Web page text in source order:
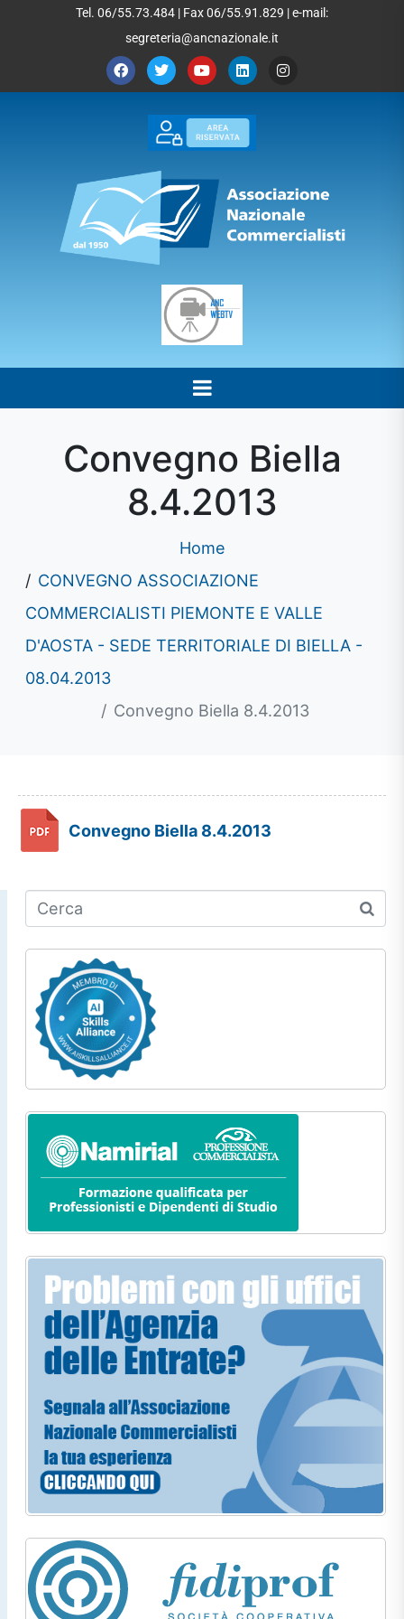
Tel. 06/55.73.484 | Fax 06/55.91.829 | e-mail:
segreteria@ancnazionale.it
Convegno Biella
8.4.2013
Home
CONVEGNO ASSOCIAZIONE
COMMERCIALISTI PIEMONTE E VALLE
D'AOSTA - SEDE TERRITORIALE DI BIELLA -
08.04.2013
Convegno Biella 8.4.2013
Convegno Biella 8.4.2013